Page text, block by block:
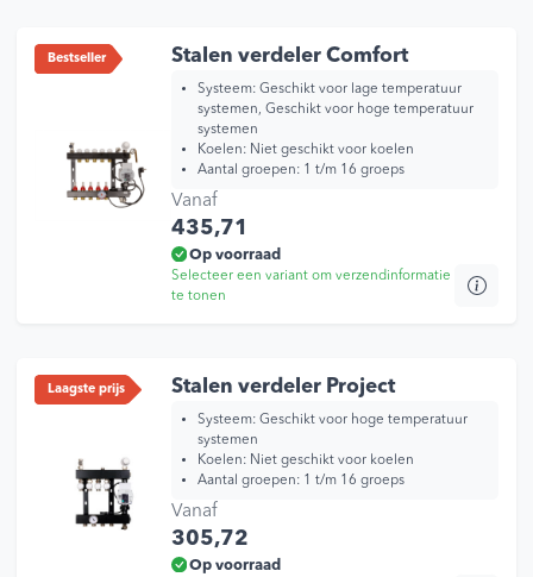
Bestseller Stalen verdeler Comfort
Systeem: Geschikt voor lage temperatuur
systemen, Geschikt voor hoge temperatuur
systemen
Koelen: Niet geschikt voor koelen
Aantal groepen: 1 t/m 16 groeps
Vanaf
435,71
Op voorraad
Selecteer een variant om verzendinformatie
te tonen
variaties.
Laagste prijs Stalen verdeler Project
Systeem: Geschikt voor hoge temperatuur
systemen
Koelen: Niet geschikt voor koelen
Aantal groepen: 1 t/m 16 groeps
Vanaf
305,72
Op voorraad